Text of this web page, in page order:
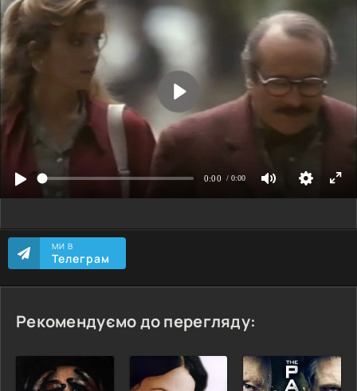
МИ В
Телеграм
Рекомендуємо до перегляду: